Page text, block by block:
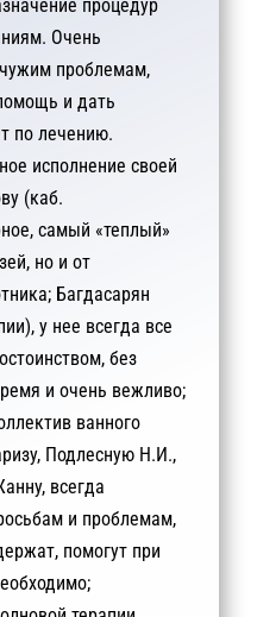
процедур
Очень
проблемам,
и дать
по лечению.
исполнение своей
(каб.
самый «теплый»
но и от
Багдасарян
у нее всегда все
без
и очень вежливо;
ванного
Подлесную Н.И.,
всегда
и проблемам,
помогут при